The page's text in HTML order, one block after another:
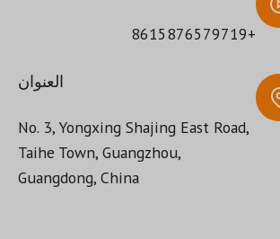
+8615876579719
العنوان
No. 3, Yongxing Shajing East Road,
Taihe Town, Guangzhou,
Guangdong, China